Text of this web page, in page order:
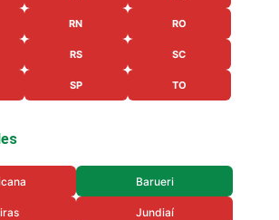
RN RO
RS SC
SP TO
Barueri
Jundiaí